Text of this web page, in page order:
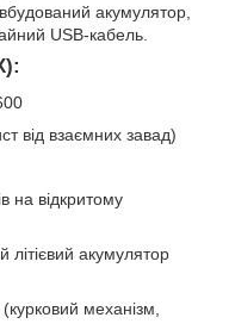
акумулятор,
USB-кабель.
від взаємних завад)
на відкритому
літієвий акумулятор
механізм,